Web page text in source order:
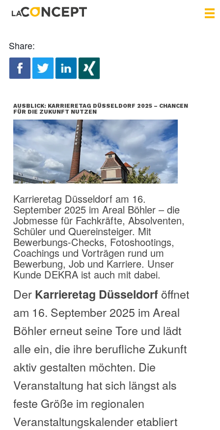
Share:
AUSBLICK: KARRIERETAG DÜSSELDORF 2025 – CHANCEN
FÜR DIE ZUKUNFT NUTZEN
Karrieretag Düsseldorf am 16.
September 2025 im Areal Böhler – die
Jobmesse für Fachkräfte, Absolventen,
Schüler und Quereinsteiger. Mit
Bewerbungs-Checks, Fotoshootings,
Coachings und Vorträgen rund um
Bewerbung, Job und Karriere. Unser
Kunde DEKRA ist auch mit dabei.
Der Karrieretag Düsseldorföffnet
am 16. September 2025 im Areal
Böhler erneut seine Tore und lädt
alle ein, die ihre berufliche Zukunft
aktiv gestalten möchten. Die
Veranstaltung hat sich längst als
feste Größe im regionalen
Veranstaltungskalender etabliert